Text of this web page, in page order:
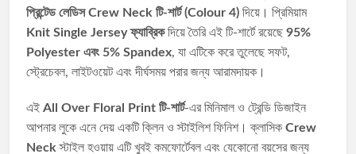
প্রিন্টেড লেডিস Crew Neck টি-শার্ট (Colour 4) দিয়ে। প্রিমিয়াম
Knit Single Jersey ফ্যাব্রিকদিয়ে তৈরি এই টি-শার্টে রয়েছে 95%
Polyester এবং 5% Spandex, যা এটিকে করে তুলেছে সফট,
স্ট্রেচেবল, লাইটওয়েট এবং দীর্ঘসময় পরার জন্য আরামদায়ক।
এই All Over Floral Print টি-শার্ট-এর মিনিমাল ও ট্রেন্ডি ডিজাইন
আপনার লুকে এনে দেয় একটি ক্লিন ও স্টাইলিশ ফিনিশ। ক্লাসিক Crew
Neck স্টাইল হওয়ায় এটি খুবই কমফোর্টেবল এবং যেকোনো বয়সের জন্য